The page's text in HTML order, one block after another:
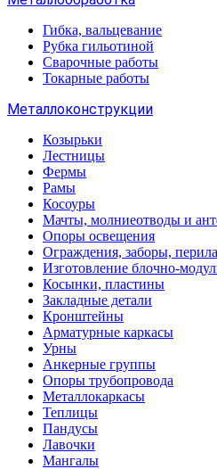
Гибка, вальцевание
Рубка гильотиной
Сварочные работы
Токарные работы
Металлоконструкции
Козырьки
Лестницы
Фермы
Рамы
Косоуры
Мачты, молниеотводы и
Опоры освещения
Ограждения, заборы, перила
Изготовление блочно-
Косынки, пластины
Закладные детали
Кронштейны
Арматурные каркасы
Урны
Анкерные группы
Опоры трубопровода
Металлокаркасы
Теплицы
Пандусы
Лавочки
Мангалы